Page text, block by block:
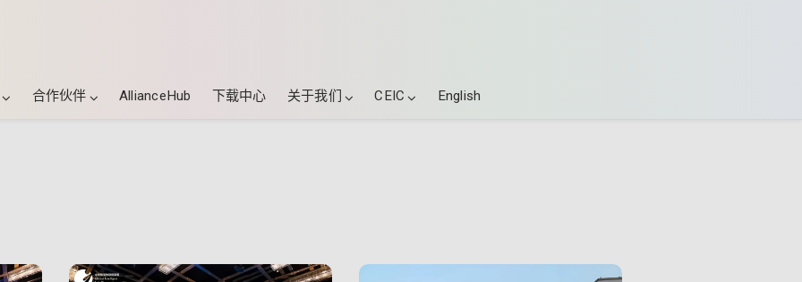
合作伙伴 AllianceHub 下载中心 关于我们 CEIC English